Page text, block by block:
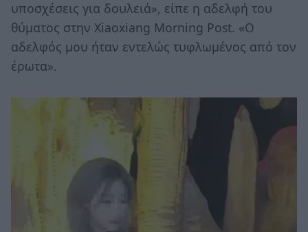
υποσχέσεις για δουλειά», είπε η αδελφή του
θύματος στην Xiaoxiang Morning Post. «Ο
αδελφός μου ήταν εντελώς τυφλωμένος από τον
έρωτα».